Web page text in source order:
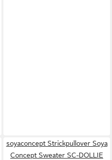
soyaconcept Strickpullover Soya
Concept Sweater SC-DOLLIE